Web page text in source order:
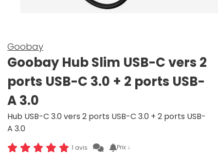
Goobay
Goobay Hub Slim USB-C vers 2
ports USB-C 3.0 + 2 ports USB-
A 3.0
Hub USB-C 3.0 vers 2 ports USB-C 3.0 + 2 ports USB-
A 3.0
1 avis Prix ↓